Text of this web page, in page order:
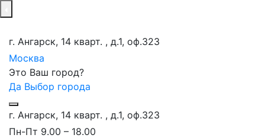
г. Ангарск, 14 кварт. , д.1, оф.323
Москва
Это Ваш город?
Да Выбор города
г. Ангарск, 14 кварт. , д.1, оф.323
Пн-Пт 9.00 – 18.00